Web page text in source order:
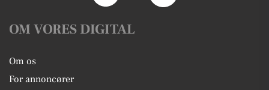
OM VORES DIGITAL
Om os
For annoncører